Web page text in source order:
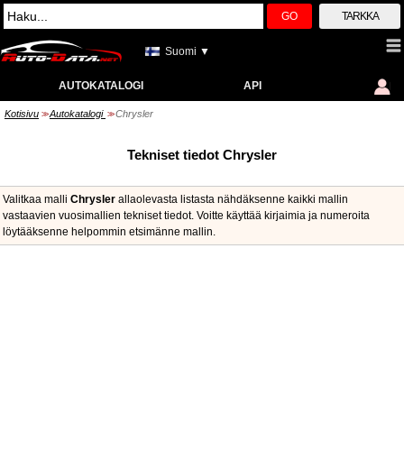
GO TARKKA
Suomi ▼
AUTOKATALOGI API
Kotisivu >> Autokatalogi >> Chrysler
Tekniset tiedot Chrysler
Valitkaa malli Chrysler allaolevasta listasta nähdäksenne kaikki mallin
vastaavien vuosimallien tekniset tiedot. Voitte käyttää kirjaimia ja numeroita
löytääksenne helpommin etsimänne mallin.